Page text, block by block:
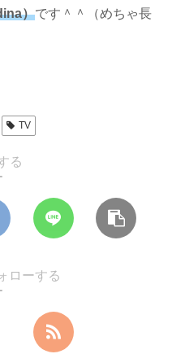
）です＾＾（めちゃ長
TV
る
ローする